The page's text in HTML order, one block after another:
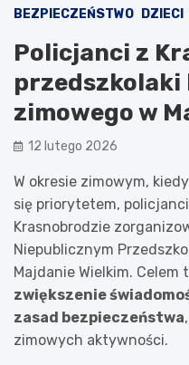
BEZPIECZEŃSTWO DZIECI
Policjanci z
przedszkolaki
zimowego w
12 lutego 2026
W okresie zimowym,
się priorytetem,
Krasnobrodzie
Niepublicznym
Majdanie Wielkim.
zwiększenie
zasad bezpieczeństwa
zimowych aktywności.